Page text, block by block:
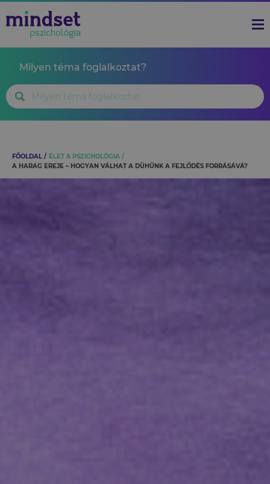
Milyen téma foglalkoztat?
FŐOLDAL
ÉLET & PSZICHOLÓGIA
A HARAG EREJE – HOGYAN VÁLHAT A DÜHÜNK A FEJLŐDÉS FORRÁSÁVÁ?